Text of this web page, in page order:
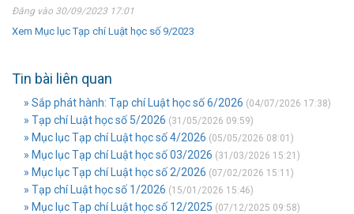
Đăng vào 30/09/2023 17:01
Xem Mục lục Tạp chí Luật học số 9/2023
Tin bài liên quan
» Sắp phát hành: Tạp chí Luật học số 6/2026 (04/07/2026 17:38)
» Tạp chí Luật học số 5/2026 (31/05/2026 09:59)
» Mục lục Tạp chí Luật học số 4/2026 (05/05/2026 08:01)
» Mục lục Tạp chí Luật học số 03/2026 (31/03/2026 15:21)
» Mục lục Tạp chí Luật học số 2/2026 (07/02/2026 15:11)
» Tạp chí Luật học số 1/2026 (15/01/2026 15:46)
» Mục lục Tạp chí Luật học số 12/2025 (07/12/2025 09:58)